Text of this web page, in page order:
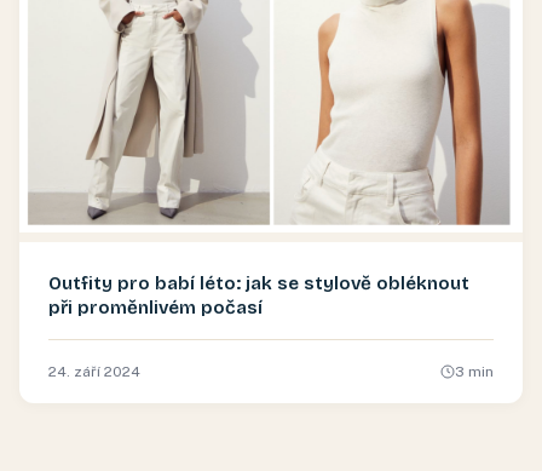
Outfity pro babí léto: jak se stylově obléknout
při proměnlivém počasí
24. září 2024 3 min